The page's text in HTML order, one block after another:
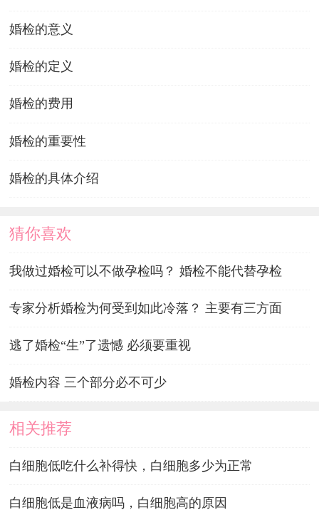
婚检的意义
婚检的定义
婚检的费用
婚检的重要性
婚检的具体介绍
猜你喜欢
我做过婚检可以不做孕检吗？ 婚检不能代替孕检
专家分析婚检为何受到如此冷落？ 主要有三方面
逃了婚检“生”了遗憾 必须要重视
婚检内容 三个部分必不可少
相关推荐
白细胞低吃什么补得快，白细胞多少为正常
白细胞低是血液病吗，白细胞高的原因